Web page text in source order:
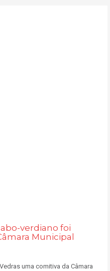
verdiano foi
Municipal
uma comitiva da Câmara